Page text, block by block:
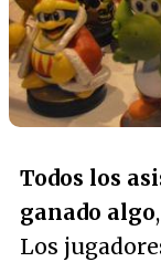
Todos los
ganado algo
Los